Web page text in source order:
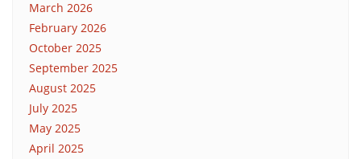
March 2026
February 2026
October 2025
September 2025
August 2025
July 2025
May 2025
April 2025